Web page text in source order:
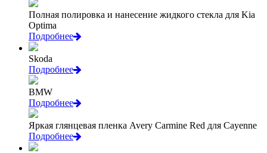
Полная полировка и нанесение жидкого стекла для Kia
Optima
Подробнее
Skoda
Подробнее
BMW
Подробнее
Яркая глянцевая пленка Avery Carmine Red для Cayenne
Подробнее